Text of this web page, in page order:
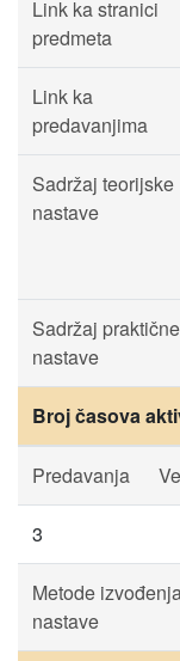
Link ka stranici
predmeta
Link ka
predavanjima
Sadržaj teorijske
nastave
Sadržaj praktične
nastave
Broj časova
Predavanja
3
Metode
nastave